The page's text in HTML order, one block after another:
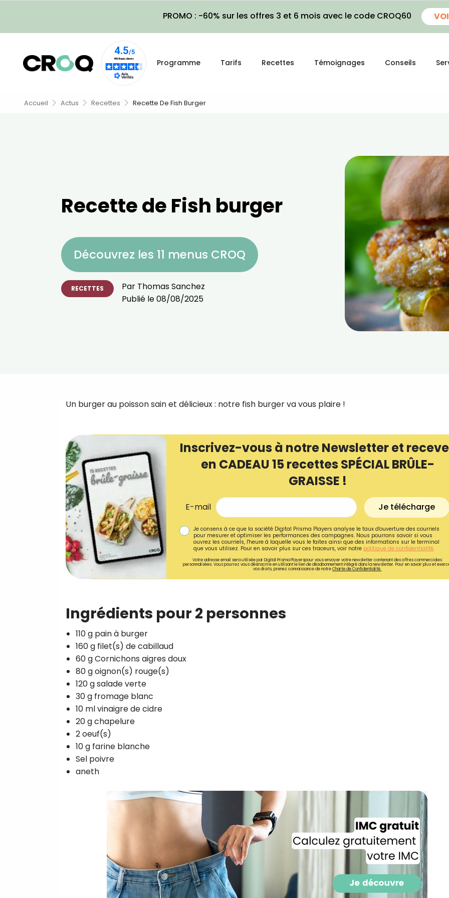
PROMO : -60% sur les offres 3 et 6 mois avec le code CROQ60
Programme Tarifs Recettes Témoignages Conseils
Accueil Actus Recettes Recette De Fish Burger
Recette de Fish burger
Découvrez les 11 menus CROQ
RECETTES Par Thomas Sanchez
Publié le08/08/2025
Un burger au poisson sain et délicieux : notre fish burger va vous plaire !
Inscrivez-vous à notre Newsletter et
en CADEAU 15 recettes SPÉCIAL BRÛLE-
GRAISSE !
E-mail Je télécharge
Je consens à ce que la société Digital Prisma Players analyse le taux d'ouverture des courriels
pour mesurer et optimiser les performances des campagnes. Nous pourrons savoir si vous
ouvrez les courriels, l'heure à laquelle vous le faites ainsi que des informations sur le terminal
que vous utilisez. Pour en savoir plus sur ces traceurs, voir notre politique de confidentialité.
Votre adresse email sera utilisée par Digital Prisma Playerspour vous envoyer votre newsletter contenant des offres commerciales
personnalisées. Vous pourrez vous désinscrire en utilisant le lien de désabonnement intégré dans la newsletter. Pour en savoir plus et
vos droits, prenez connaissance de notreCharte de Confidentialité.
Ingrédients pour 2 personnes
110 g pain à burger
160 g filet(s) de cabillaud
60 g Cornichons aigres doux
80 g oignon(s) rouge(s)
120 g salade verte
30 g fromage blanc
10 ml vinaigre de cidre
20 g chapelure
2 oeuf(s)
10 g farine blanche
Sel poivre
aneth
Recevez
recettes inédites de
Ainsi que la newsletter